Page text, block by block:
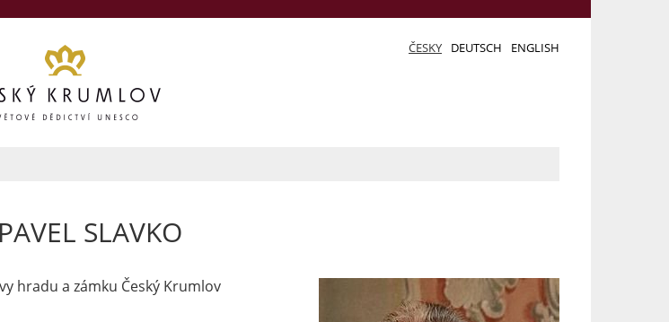
ČESKY DEUTSCH ENGLISH
SLAVKO
hradu a zámku Český Krumlov